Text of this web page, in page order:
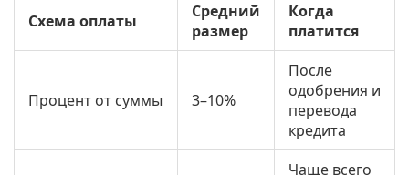
Схема оплаты
Средний
размер
Когда
платится
Процент от суммы 3–10%
После
одобрения и
перевода
кредита
Чаще всего